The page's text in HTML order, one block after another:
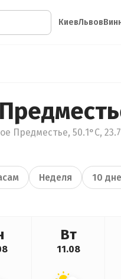
КиевЛьвов
Предместье, 50.1°С,
Неделя 10
Вт
11.08